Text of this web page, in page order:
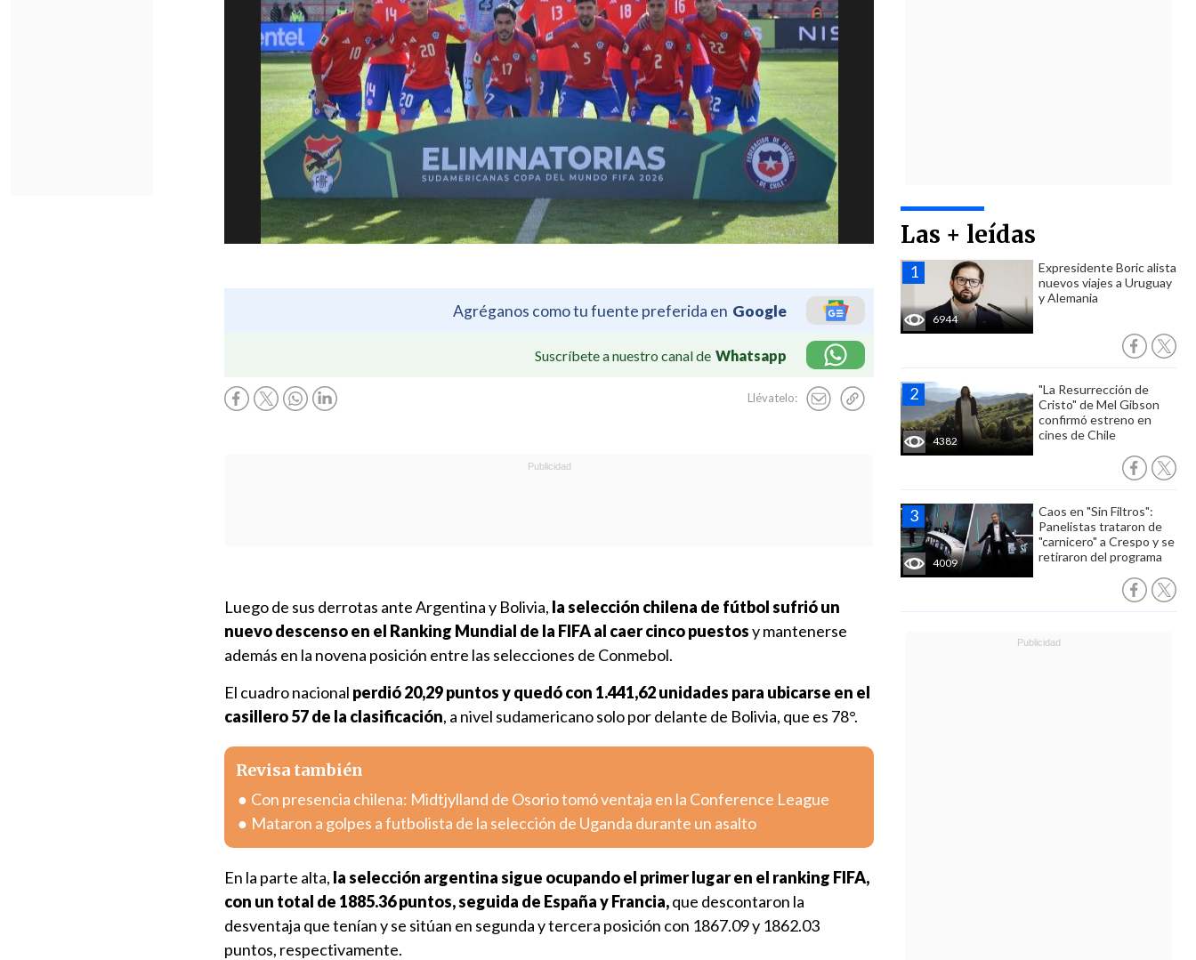
Agréganos como tu fuente preferida en Google
Suscríbete a nuestro canal de Whatsapp
Llévatelo:
Las + leídas
6944
Expresidente Boric alista
nuevos viajes a Uruguay
y Alemania
4382
"La Resurrección de
Cristo" de Mel Gibson
confirmó estreno en
cines de Chile
4009
Caos en "Sin Filtros":
Panelistas trataron de
"carnicero" a Crespo y se
retiraron del programa
Luego de sus derrotas ante Argentina y Bolivia, la selección chilena de fútbol sufrió un
nuevo descenso en el Ranking Mundial de la FIFA al caer cinco puestosy mantenerse
además en la novena posición entre las selecciones de Conmebol.
El cuadro nacional perdió 20,29 puntos y quedó con 1.441,62 unidades para ubicarse en el
casillero 57 de la clasificación, a nivel sudamericano solo por delante de Bolivia, que es 78°.
Revisa también
Con presencia chilena: Midtjylland de Osorio tomó ventaja en la Conference League
Mataron a golpes a futbolista de la selección de Uganda durante un asalto
En la parte alta, la selección argentina sigue ocupando el primer lugar en el ranking FIFA,
con un total de 1885.36 puntos, seguida de España y Francia,que descontaron la
desventaja que tenían y se sitúan en segunda y tercera posición con 1867.09 y 1862.03
puntos, respectivamente.